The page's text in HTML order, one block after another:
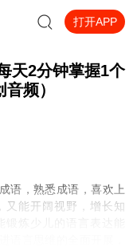
打开APP
天2分钟掌握1个
频）
语，熟悉成语，喜欢上
又能开阔视野，增长知
语言思维的全面开展，